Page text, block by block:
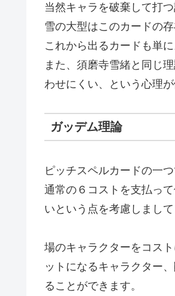
当然キャラを破棄して打
雪の大型はこのカードの
これから出るカードも単
また、須磨寺雪緒と同じ
わせにくい、という心理が
ガッデム理論
ピッチスペルカードの一つ
通常の６コストを支払っ
いという点を考慮しまし
場のキャラクターをコス
ットになるキャラクター
ることができます。